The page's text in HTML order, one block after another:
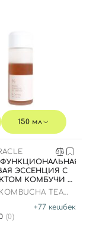
150 мл
ЭССЕНЦИЯ С
КОМБУЧИ И
ЧАЯ, 150 МЛTEA
+77 кешбек
(0)